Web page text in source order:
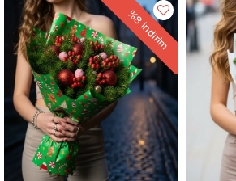
%8
indirim